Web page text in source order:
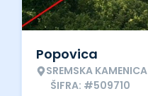
Popovica
SREMSKA KAMENICA
ŠIFRA: #509710